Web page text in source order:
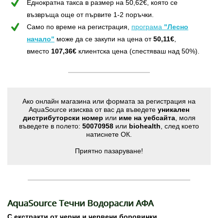
Еднократна такса в размер на 50,62€, която сe
възвръщa още от първите 1-2 поръчки.
Само по време на регистрация, програма "Лесно
начало" може да се закупи на цена от50,11€
вместо 107,36€ клиентска цена (спестяваш над 50%).
Ако онлайн магазина или формата за регистрация на
AquaSource изисква от вас да въведете уникален
дистрибуторски номер или име на уебсайта, моля
въведете в полето: 50070958 или biohealth , след което
натиснете ОК.
Приятно пазаруване!
AquaSource Течни Водорасли АФА